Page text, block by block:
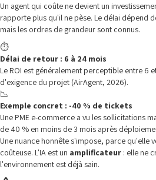
Un agent qui coûte ne devient un
rapporte plus qu'il ne pèse. Le délai dépend
mais les ordres de grandeur sont connus.
⏱️
Délai de retour : 6 à 24 mois
Le ROI est généralement perceptible entre 6
d'exigence du projet (AirAgent, 2026).
📉
Exemple concret : -40 % de tickets
Une PME e-commerce a vu les sollicitations
de 40 % en moins de 3 mois après
Une nuance honnête s'impose, parce qu'elle
coûteuse. L'IA est un amplificateur : elle ne
l'environnement est déjà sain.